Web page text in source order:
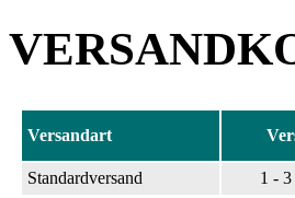
Versandart
Standardversand
1 -